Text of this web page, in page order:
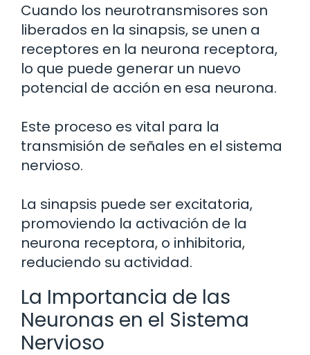
Cuando los neurotransmisores son
liberados en la sinapsis, se unen a
receptores en la neurona receptora,
lo que puede generar un nuevo
potencial de acción en esa neurona.
Este proceso es vital para la
transmisión de señales en el sistema
nervioso.
La sinapsis puede ser excitatoria,
promoviendo la activación de la
neurona receptora, o inhibitoria,
reduciendo su actividad.
La Importancia de las
Neuronas en el Sistema
Nervioso